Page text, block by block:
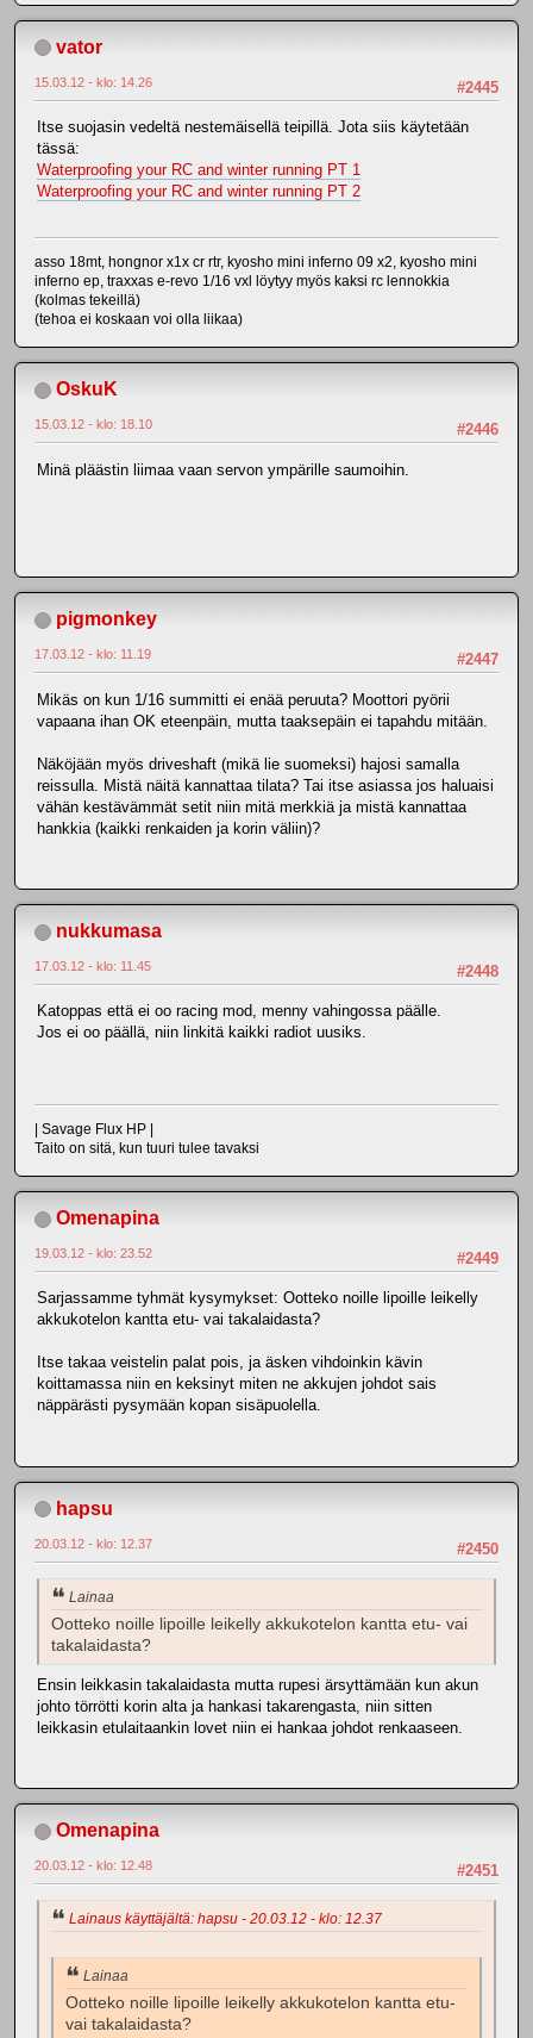
vator
#2445
15.03.12 - klo: 14.26
Itse suojasin vedeltä nestemäisellä teipillä. Jota siis käytetään
tässä:
Waterproofing your RC and winter running PT 1
Waterproofing your RC and winter running PT 2
asso 18mt, hongnor x1x cr rtr, kyosho mini inferno 09 x2, kyosho mini
inferno ep, traxxas e-revo 1/16 vxl löytyy myös kaksi rc lennokkia
(kolmas tekeillä)
(tehoa ei koskaan voi olla liikaa)
OskuK
#2446
15.03.12 - klo: 18.10
Minä pläästin liimaa vaan servon ympärille saumoihin.
pigmonkey
#2447
17.03.12 - klo: 11.19
Mikäs on kun 1/16 summitti ei enää peruuta? Moottori pyörii
vapaana ihan OK eteenpäin, mutta taaksepäin ei tapahdu mitään.
Näköjään myös driveshaft (mikä lie suomeksi) hajosi samalla
reissulla. Mistä näitä kannattaa tilata? Tai itse asiassa jos haluaisi
vähän kestävämmät setit niin mitä merkkiä ja mistä kannattaa
hankkia (kaikki renkaiden ja korin väliin)?
nukkumasa
#2448
17.03.12 - klo: 11.45
Katoppas että ei oo racing mod, menny vahingossa päälle.
Jos ei oo päällä, niin linkitä kaikki radiot uusiks.
| Savage Flux HP |
Taito on sitä, kun tuuri tulee tavaksi
Omenapina
#2449
19.03.12 - klo: 23.52
Sarjassamme tyhmät kysymykset: Ootteko noille lipoille leikelly
akkukotelon kantta etu- vai takalaidasta?
Itse takaa veistelin palat pois, ja äsken vihdoinkin kävin
koittamassa niin en keksinyt miten ne akkujen johdot sais
näppärästi pysymään kopan sisäpuolella.
hapsu
#2450
20.03.12 - klo: 12.37
Lainaa
Ootteko noille lipoille leikelly akkukotelon kantta etu- vai
takalaidasta?
Ensin leikkasin takalaidasta mutta rupesi ärsyttämään kun akun
johto törrötti korin alta ja hankasi takarengasta, niin sitten
leikkasin etulaitaankin lovet niin ei hankaa johdot renkaaseen.
Omenapina
#2451
20.03.12 - klo: 12.48
Lainaus käyttäjältä: hapsu - 20.03.12 - klo: 12.37
Lainaa
Ootteko noille lipoille leikelly akkukotelon kantta etu-
vai takalaidasta?